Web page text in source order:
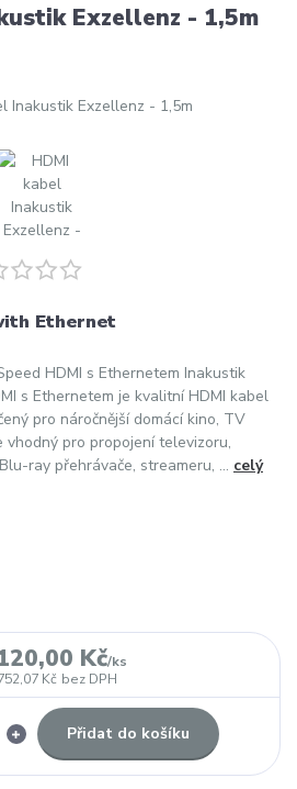
Exzellenz - 1,5m
Ethernet
HDMI s Ethernetem Inakustik
s Ethernetem je kvalitní HDMI kabel
pro náročnější domácí kino, TV
vhodný pro propojení televizoru,
ray přehrávače, streameru, ... celý
Kč/ks
Kč bez DPH
Přidat do košíku